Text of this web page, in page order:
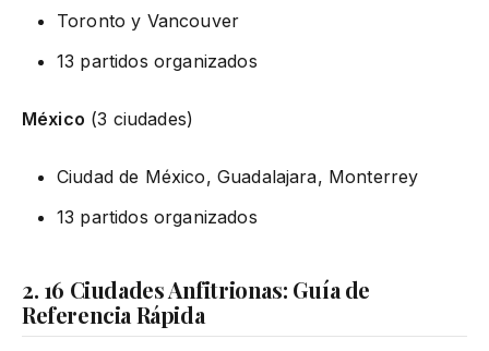
Toronto y Vancouver
13 partidos organizados
México (3 ciudades)
Ciudad de México, Guadalajara, Monterrey
13 partidos organizados
2. 16 Ciudades Anfitrionas: Guía de
Referencia Rápida